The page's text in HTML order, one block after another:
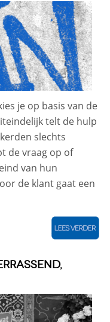
je op basis van de
telt de hulp
slechts
de vraag op of
van hun
de klant gaat een